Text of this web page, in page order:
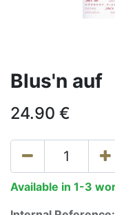
Blus'n auf
24.90 €
Available in 1-3